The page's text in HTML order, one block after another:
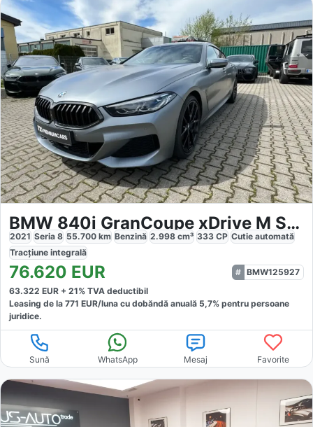
BMW 840i GranCoupe xDrive M Sport
2021 Seria 8 55.700 km Benzină 2.998 cm³ 333 CP Cutie automată
Tracțiune integrală
76.620 EUR
BMW125927
63.322 EUR + 21% TVA deductibil
Leasing de la 771 EUR/luna cu dobăndă anuală 5,7% pentru persoane
juridice.
Sună WhatsApp Mesaj Favorite